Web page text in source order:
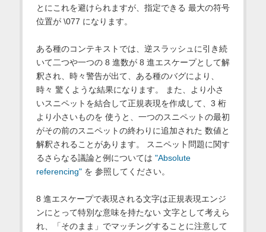
とにこれを避けられますが、指定できる 最大の符号
位置が \077 になります。
ある種のコンテキストでは、逆スラッシュに引き続
いて二つや一つの 8 進数が 8 進エスケープとして解
釈され、時々警告が出て、ある種のバグにより、
時々 驚くような結果になります。 また、より小さ
いスニペットを結合して正規表現を作成して、3 桁
より小さいものを 使うと、一つのスニペットの最初
がその前のスニペットの終わりに追加された 数値と
解釈されることがあります。 スニペット問題に関す
るさらなる議論と例については "Absolute
referencing"を 参照してください。
8 進エスケープで表現される文字は正規表現エンジ
ンにとって特別な意味を持たない 文字として考えら
れ、「そのまま」でマッチングすることに注意して